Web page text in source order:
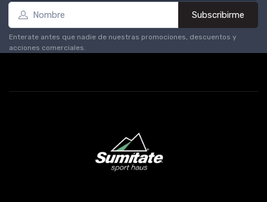
Subscribirme
Enterate antes que nadie de nuestras promociones, descuentos y
acciones comerciales.